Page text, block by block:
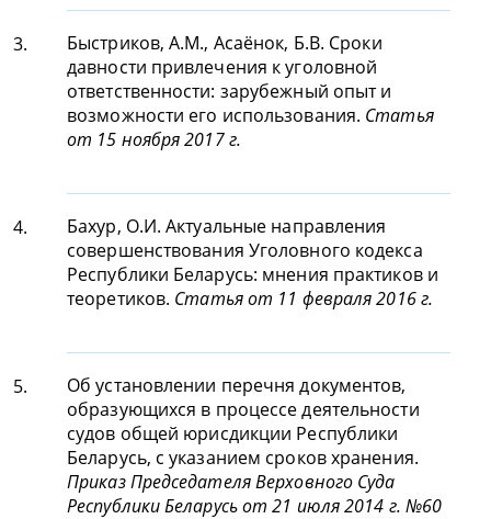
3.
Быстриков, А.М., Асаёнок, Б.В. Сроки
давности привлечения к уголовной
ответственности: зарубежный опыт и
возможности его использования. Статья
от 15 ноября 2017 г.
4.
Бахур, О.И. Актуальные направления
совершенствования Уголовного кодекса
Республики Беларусь: мнения практиков и
теоретиков. Статья от 11 февраля 2016 г.
5.
Об установлении перечня документов,
образующихся в процессе деятельности
судов общей юрисдикции Республики
Беларусь, с указанием сроков хранения.
Приказ Председателя Верховного Суда
Республики Беларусь от 21 июля 2014 г. №60